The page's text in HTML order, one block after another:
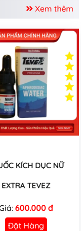
Xem thêm
KÍCH DỤC NỮ
EXTRA TEVEZ
600.000 đ
Đặt Hàng